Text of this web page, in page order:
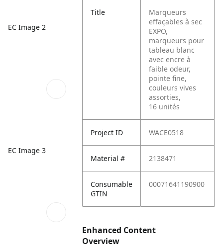
EC Image 2
EC Image 3
Title
Marqueurs
effaçables à sec
EXPO,
marqueurs pour
tableau blanc
avec encre à
faible odeur,
pointe fine,
couleurs vives
assorties,
16 unités
Project ID WACE0518
Material # 2138471
Consumable
GTIN
00071641190900
Enhanced Content
Overview